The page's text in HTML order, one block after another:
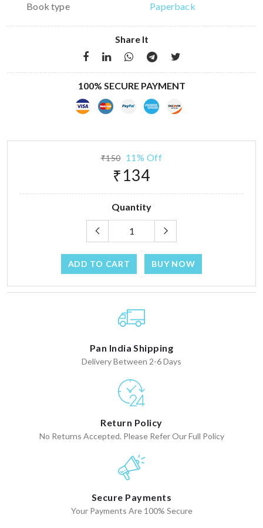
Book type
Paperback
Share It
100% SECURE PAYMENT
₹150 11% Off
₹134
Quantity
ADD TO CART BUY NOW
Pan India Shipping
Delivery Between 2-6 Days
Return Policy
No Returns Accepted. Please Refer Our Full Policy
Secure Payments
Your Payments Are 100% Secure